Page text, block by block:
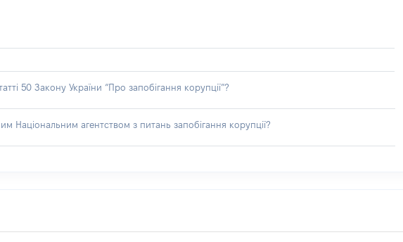
50 Закону України “Про запобігання корупції”?
Національним агентством з питань запобігання корупції?